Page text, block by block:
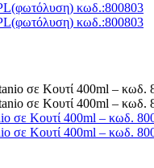
κωδ.:800803
κωδ.:800803
σε Κουτί 400ml – κωδ.
σε Κουτί 400ml – κωδ.